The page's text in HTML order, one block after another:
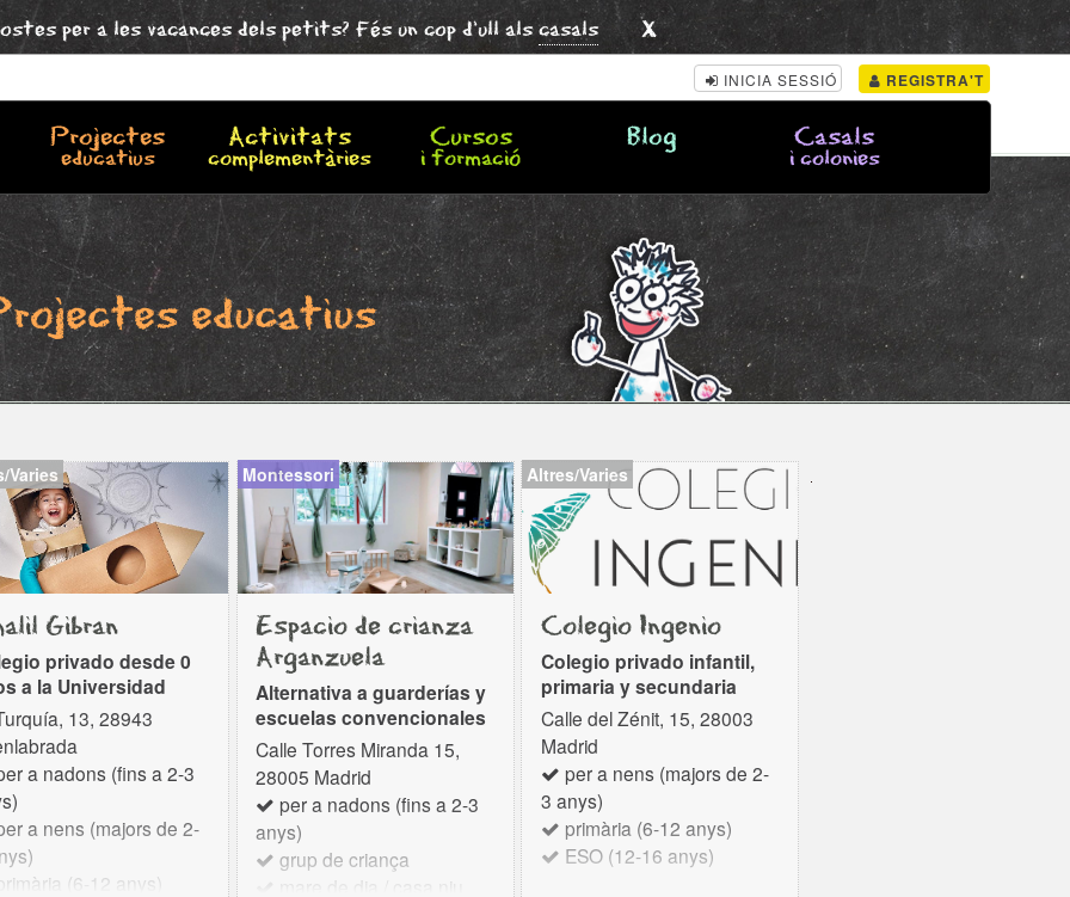
per a les vacances dels petits? Fés un cop d'ull alscasals x
INICIA SESSIÓ REGISTRA'T
Projectes
educatius
Activitats
complementàries
Cursos
i formació
Blog Casals
i colonies
educatius
Varies
Gibran
privado desde 0
a la Universidad
13, 28943
a nadons (fins a 2-3
a nens (majors de 2-
(6-12 anys)
Montessori
Espacio de crianza
Arganzuela
Alternativa a guarderías y
escuelas convencionales
Calle Torres Miranda 15,
28005 Madrid
per a nadons (fins a 2-3
anys)
grup de criança
Altres/Varies
Colegio Ingenio
Colegio privado infantil,
primaria y secundaria
Calle del Zénit, 15, 28003
Madrid
per a nens (majors de 2-
3 anys)
primària (6-12 anys)
ESO (12-16 anys)